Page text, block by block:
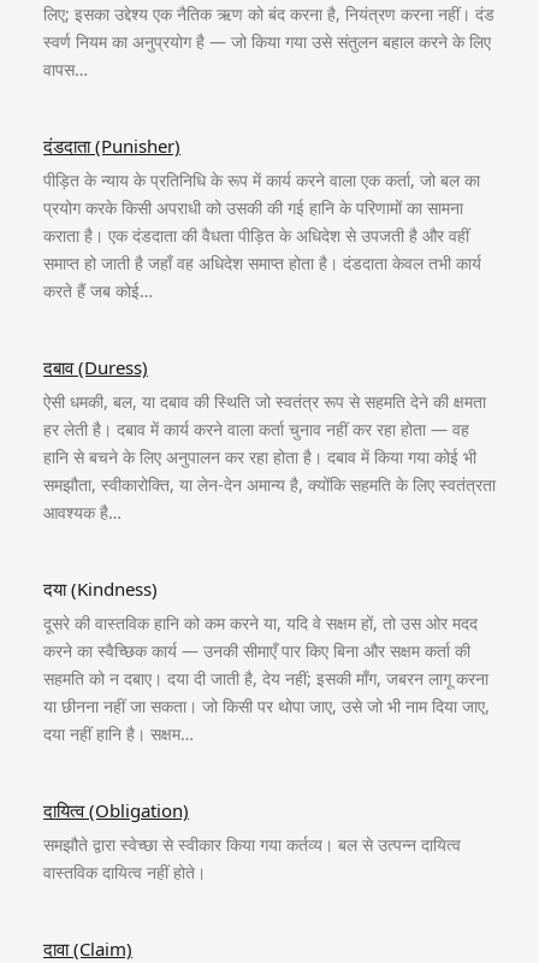
लिए; इसका उद्देश्य एक नैतिक ऋण को बंद करना है, नियंत्रण करना नहीं। दंड
स्वर्ण नियम का अनुप्रयोग है — जो किया गया उसे संतुलन बहाल करने के लिए
वापस…
दंडदाता (Punisher)
पीड़ित के न्याय के प्रतिनिधि के रूप में कार्य करने वाला एक कर्ता, जो बल का
प्रयोग करके किसी अपराधी को उसकी की गई हानि के परिणामों का सामना
कराता है। एक दंडदाता की वैधता पीड़ित के अधिदेश से उपजती है और वहीं
समाप्त हो जाती है जहाँ वह अधिदेश समाप्त होता है। दंडदाता केवल तभी कार्य
करते हैं जब कोई…
दबाव (Duress)
ऐसी धमकी, बल, या दबाव की स्थिति जो स्वतंत्र रूप से सहमति देने की क्षमता
हर लेती है। दबाव में कार्य करने वाला कर्ता चुनाव नहीं कर रहा होता — वह
हानि से बचने के लिए अनुपालन कर रहा होता है। दबाव में किया गया कोई भी
समझौता, स्वीकारोक्ति, या लेन-देन अमान्य है, क्योंकि सहमति के लिए स्वतंत्रता
आवश्यक है…
दया (Kindness)
दूसरे की वास्तविक हानि को कम करने या, यदि वे सक्षम हों, तो उस ओर मदद
करने का स्वैच्छिक कार्य — उनकी सीमाएँ पार किए बिना और सक्षम कर्ता की
सहमति को न दबाए। दया दी जाती है, देय नहीं; इसकी माँग, जबरन लागू करना
या छीनना नहीं जा सकता। जो किसी पर थोपा जाए, उसे जो भी नाम दिया जाए,
दया नहीं हानि है। सक्षम…
दायित्व (Obligation)
समझौते द्वारा स्वेच्छा से स्वीकार किया गया कर्तव्य। बल से उत्पन्न दायित्व
वास्तविक दायित्व नहीं होते।
दावा (Claim)